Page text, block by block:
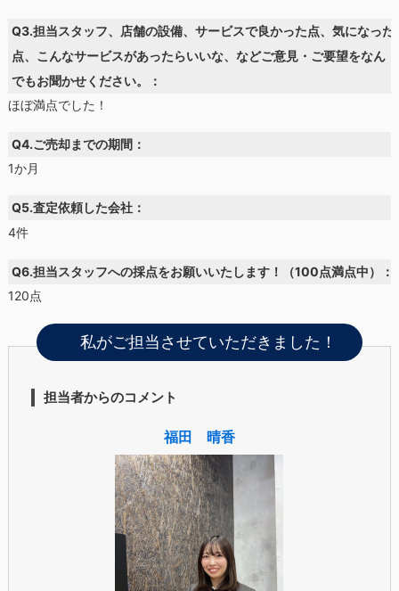
Q3.担当スタッフ、店舗の設備、サービスで良かった点、気になった
点、こんなサービスがあったらいいな、などご意見・ご要望をなん
でもお聞かせください。：
ほぼ満点でした！
Q4.ご売却までの期間：
1か月
Q5.査定依頼した会社：
4件
Q6.担当スタッフへの採点をお願いいたします！（100点満点中）：
120点
私がご担当させていただきました！
担当者からのコメント
福田 晴香